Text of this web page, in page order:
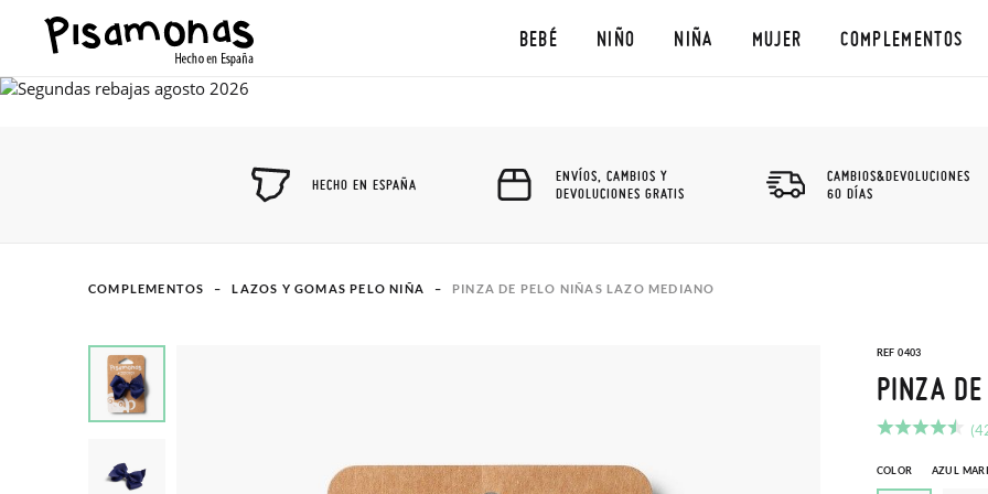
BEBÉ NIÑO NIÑA MUJER COMPLEMENTOS
HECHO EN ESPAÑA
ENVÍOS, CAMBIOS Y
DEVOLUCIONES GRATIS
CAMBIOS&DEVOLUCIONES
60 DÍAS
COMPLEMENTOS LAZOS Y GOMAS PELO NIÑA PINZA DE PELO NIÑAS LAZO MEDIANO
REF 0403
PINZA
COLOR AZUL